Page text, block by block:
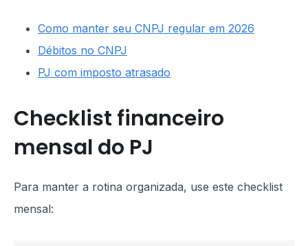
Como manter seu CNPJ regular em 2026
Débitos no CNPJ
PJ com imposto atrasado
Checklist financeiro
mensal do PJ
Para manter a rotina organizada, use este checklist
mensal: